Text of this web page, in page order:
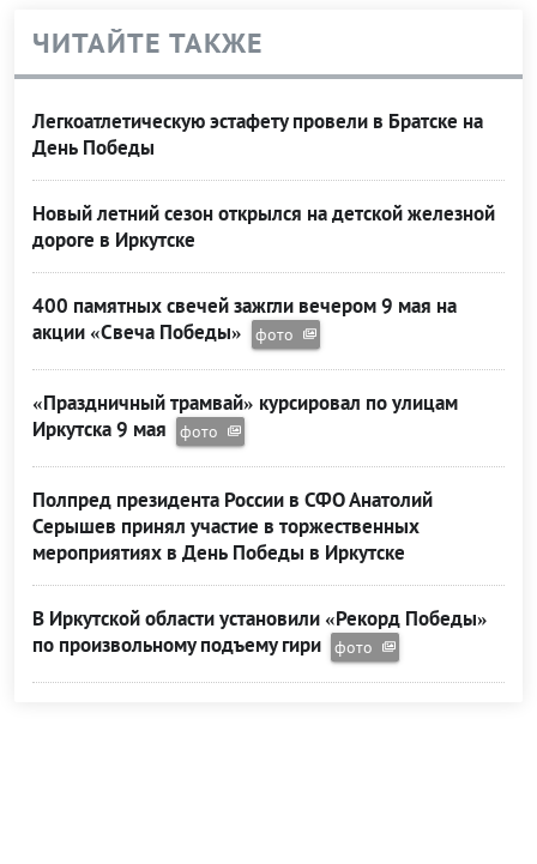
ЧИТАЙТЕ ТАКЖЕ
Легкоатлетическую эстафету провели в Братске на
День Победы
Новый летний сезон открылся на детской железной
дороге в Иркутске
400 памятных свечей зажгли вечером 9 мая на
акции «Свеча Победы»
фото
«Праздничный трамвай» курсировал по улицам
Иркутска 9 мая
фото
Полпред президента России в СФО Анатолий
Серышев принял участие в торжественных
мероприятиях в День Победы в Иркутске
В Иркутской области установили «Рекорд Победы»
по произвольному подъему гири
фото